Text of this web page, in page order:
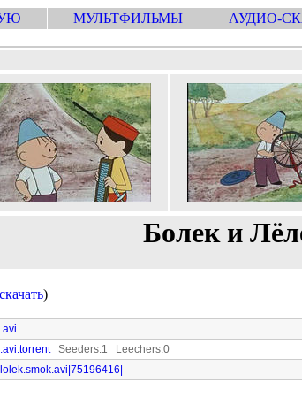
МУЛЬТФИЛЬМЫ АУДИО-
Болек и
)
Seeders:1 Leechers:0